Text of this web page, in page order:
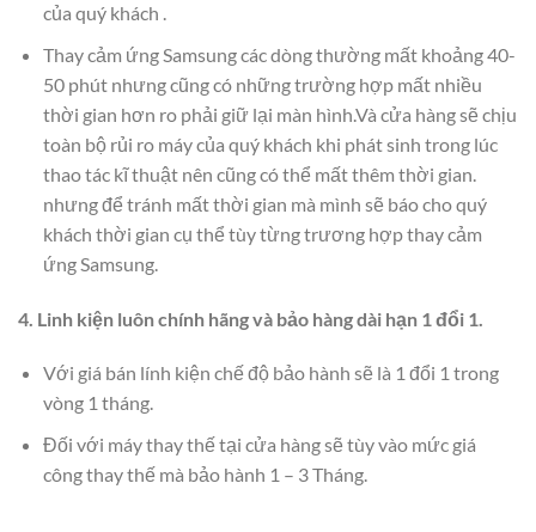
của quý khách .
Thay cảm ứng Samsung các dòng thường mất khoảng 40-
50 phút nhưng cũng có những trường hợp mất nhiều
thời gian hơn ro phải giữ lại màn hình.Và cửa hàng sẽ chịu
toàn bộ rủi ro máy của quý khách khi phát sinh trong lúc
thao tác kĩ thuật nên cũng có thể mất thêm thời gian.
nhưng để tránh mất thời gian mà mình sẽ báo cho quý
khách thời gian cụ thể tùy từng trương hợp thay cảm
ứng Samsung.
4. Linh kiện luôn chính hãng và bảo hàng dài hạn 1 đổi 1.
Với giá bán lính kiện chế độ bảo hành sẽ là 1 đổi 1 trong
vòng 1 tháng.
Đối với máy thay thế tại cửa hàng sẽ tùy vào mức giá
công thay thế mà bảo hành 1 – 3 Tháng.